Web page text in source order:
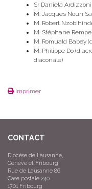
Sr Daniela
M. Jacques Noun
M. Robert
M. Stéphane
M. Romuald Babey
M. Philippe Do
diaconale)
Imprimer
CONTACT
Diocèse de Lausanne,
Genève et Fribourg
Rue de Lausanne 86
Case postale 240
1701 Fribourg